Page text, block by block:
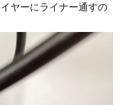
ヤーにライナー通すの